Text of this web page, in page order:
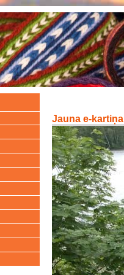
Jauna e-kartiņa